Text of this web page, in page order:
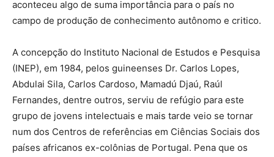
aconteceu algo de suma importância para o país no
campo de produção de conhecimento autônomo e critico.
A concepção do Instituto Nacional de Estudos e Pesquisa
(INEP), em 1984, pelos guineenses Dr. Carlos Lopes,
Abdulai Sila, Carlos Cardoso, Mamadú Djaú, Raúl
Fernandes, dentre outros, serviu de refúgio para este
grupo de jovens intelectuais e mais tarde veio se tornar
num dos Centros de referências em Ciências Sociais dos
países africanos ex-colônias de Portugal. Pena que os